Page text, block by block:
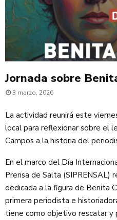
Jornada sobre
3 marzo, 2026
La actividad reunirá este
local para reflexionar sobre el
Campos a la historia del
En el marco del Día
Prensa de Salta (SIPRENSAL)
dedicada a la figura de Benita
primera periodista e
tiene como objetivo rescatar y